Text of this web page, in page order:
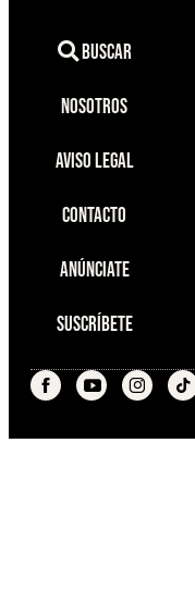
Buscar
Nosotros
Aviso Legal
Contacto
Anúnciate
Suscríbete